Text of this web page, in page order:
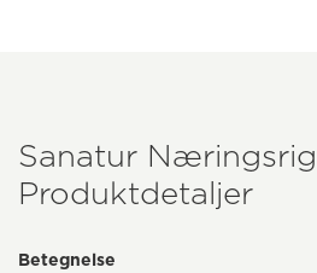
Sanatur
Produktdetaljer
Betegnelse